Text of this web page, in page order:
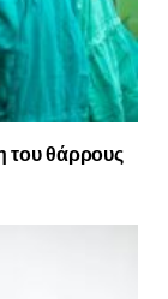
του θάρρους